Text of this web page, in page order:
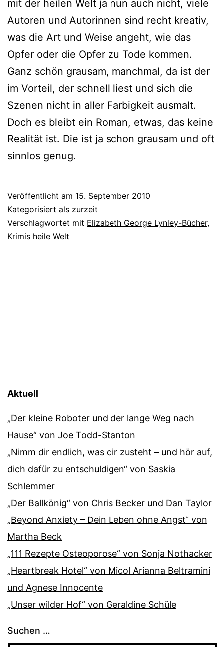
mit der hei­len Welt ja nun auch nicht, vie­le
Autoren und Autorinnen sind recht krea­tiv,
was die Art und Weise angeht, wie das
Opfer oder die Opfer zu Tode kom­men.
Ganz schön grau­sam, manch­mal, da ist der
im Vorteil, der schnell liest und sich die
Szenen nicht in aller Farbigkeit aus­malt.
Doch es bleibt ein Roman, etwas, das kei­ne
Realität ist. Die ist ja schon grau­sam und oft
sinn­los genug.
Veröffentlicht am 15. September 2010
Kategorisiert als zurzeit
Verschlagwortet mit Elizabeth George Lynley-Bücher,
Krimis heile Welt
Aktuell
„Der kleine Roboter und der lange Weg nach
Hause“ von Joe Todd-Stanton
„Nimm dir endlich, was dir zusteht – und hör auf,
dich dafür zu entschuldigen“ von Saskia
Schlemmer
„Der Ballkönig“ von Chris Becker und Dan Taylor
„Beyond Anxiety – Dein Leben ohne Angst“ von
Martha Beck
„111 Rezepte Osteoporose“ von Sonja Nothacker
„Heartbreak Hotel“ von Micol Arianna Beltramini
und Agnese Innocente
„Unser wilder Hof“ von Geraldine Schüle
Suchen …